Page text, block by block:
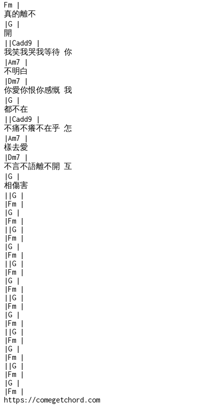
Fm
|
真的離不
|G
|
開
| |Cadd9
|
我笑我哭我等待 你
|Am7
|
不明白
|Dm7
|
你愛你恨你感慨 我
|G
|
都不在
| |Cadd9
|
不痛不癢不在乎 怎
|Am7
|
樣去愛
|Dm7
|
不言不語離不開 互
|G
|
相傷害
| |G
|
|Fm
|
|G
|
|Fm
|
| |G
|
|Fm
|
|G
|
|Fm
|
| |G
|
|Fm
|
|G
|
|Fm
|
| |G
|
|Fm
|
|G
|
|Fm
|
| |G
|
|Fm
|
|G
|
|Fm
|
| |G
|
|Fm
|
|G
|
|Fm
|
https://comegetchord.com